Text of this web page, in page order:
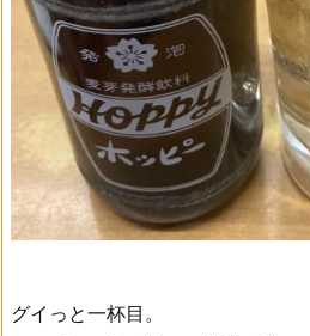
グイっと一杯目。